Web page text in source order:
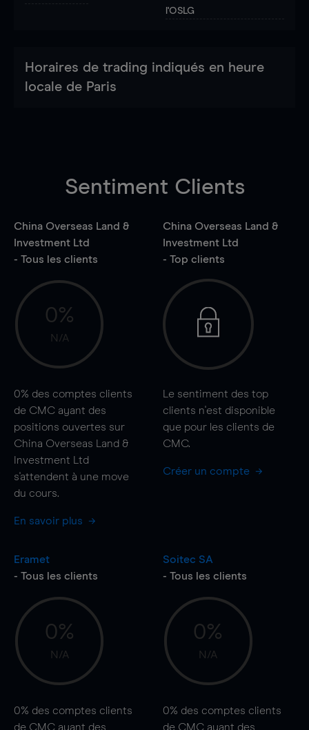
l'OSLG
Horaires de trading indiqués en heure
locale de Paris
Sentiment Clients
China Overseas Land &
Investment Ltd
- Tous les clients
0%
N/A
0% des comptes clients
de CMC ayant des
positions ouvertes sur
China Overseas Land &
Investment Ltd
s'attendent à une move
du cours.
En savoir plus
China Overseas Land &
Investment Ltd
- Top clients
Le sentiment des top
clients n'est disponible
que pour les clients de
CMC.
Créer un compte
Eramet
- Tous les clients
0%
N/A
0% des comptes clients
de CMC ayant des
Soitec SA
- Tous les clients
0%
N/A
0% des comptes clients
de CMC ayant des